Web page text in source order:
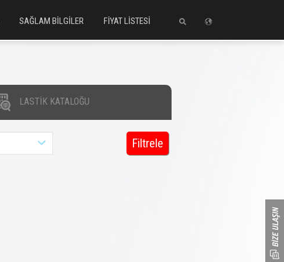
SAĞLAM BİLGİLER FİYAT LİSTESİ
LASTİK KATALOĞU
Filtrele